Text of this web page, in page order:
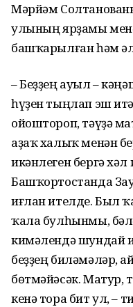
Мәрйәм
улының ярҙамы
башҡарылған һәм
– Беҙҙең ауыл –
һүҙен тыңлап эш
ойоштороп, тәүҙә
аҙаҡ халыҡ менән
икәнлеген бергә
Башҡортостанда
иғлан ителде. Был
ҡала булһынмы,
кимәлендә шундай
беҙҙең биләмә­ләр,
бөтмәйәсәк. Матур,
кенә тора бит ул, –